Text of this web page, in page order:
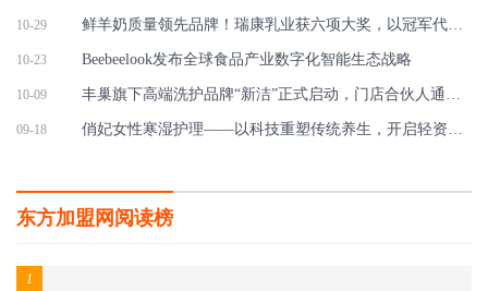
10-29 鲜羊奶质量领先品牌！瑞康乳业获六项大奖，以冠军代言诠释品质担当
10-23 Beebeelook发布全球食品产业数字化智能生态战略
10-09 丰巢旗下高端洗护品牌“新洁”正式启动，门店合伙人通道已开启！
09-18 俏妃女性寒湿护理——以科技重塑传统养生，开启轻资产健康创业新时代
东方加盟网阅读榜
1